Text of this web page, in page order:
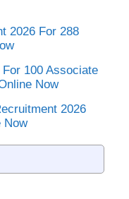
2026 For 288
100 Associate
Now
2026
Now